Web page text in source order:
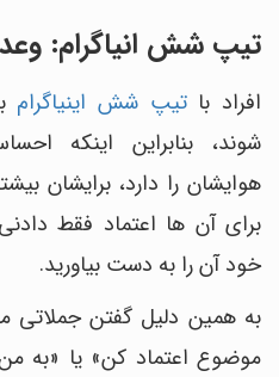
تیپ شش انیاگرام:
افراد باتیپ شش اینیاگرام
شوند، بنابراین اینکه
هوایشان را دارد، برایشان
برای آن ها اعتماد فقط
خود آن را به دست بیاورید.
به همین دلیل گفتن جملاتی
موضوع اعتماد کن» یا «به من